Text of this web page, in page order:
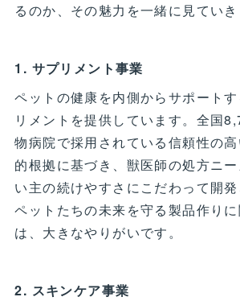
るのか、その魅力を一緒に見ていき
1. サプリメント事業
ペットの健康を内側からサポート
リメントを提供しています。全国
物病院で採用されている信頼性の
的根拠に基づき、獣医師の処方ニ
い主の続けやすさにこだわって開発
ペットたちの未来を守る製品作り
は、大きなやりがいです。
2. スキンケア事業